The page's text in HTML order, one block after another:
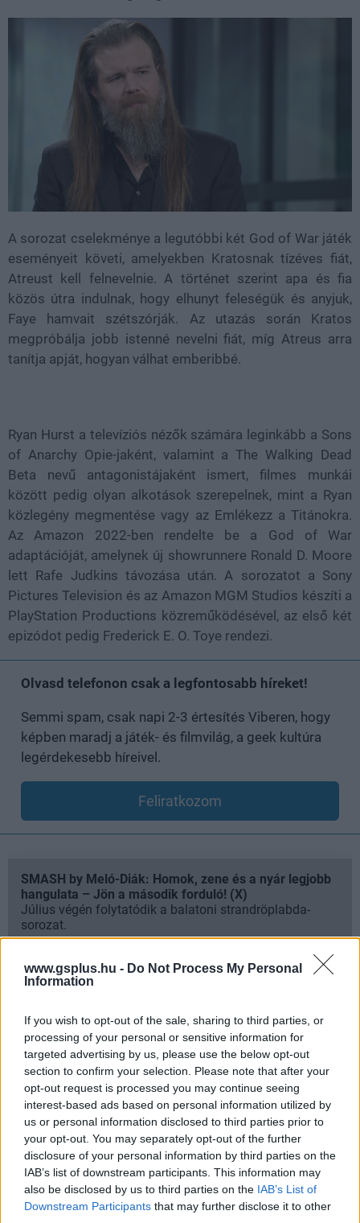
www.gsplus.hu - Do Not Process My Personal
Information
If you wish to opt-out of the sale, sharing to third parties, or
processing of your personal or sensitive information for
targeted advertising by us, please use the below opt-out
section to confirm your selection. Please note that after your
opt-out request is processed you may continue seeing
interest-based ads based on personal information utilized by
us or personal information disclosed to third parties prior to
your opt-out. You may separately opt-out of the further
disclosure of your personal information by third parties on the
IAB’s list of downstream participants. This information may
also be disclosed by us to third parties on the IAB’s List of
Downstream Participants that may further disclose it to other
A sorozat cselekménye a legutóbbi két God of War játék
eseményeit követi, amelyekben Kratosnak tízéves fiát,
Atreust kell felnevelnie. A történet szerint apa és fia
közös útra indulnak, hogy elhunyt feleségük és anyjuk,
Faye hamvait szétszórják. Az utazás során Kratos
megpróbálja jobb istenné nevelni fiát, míg Atreus arra
tanítja apját, hogyan válhat emberibbé.
Ryan Hurst a televíziós nézők számára leginkább a Sons
of Anarchy Opie-jaként, valamint a The Walking Dead
Beta nevű antagonistájaként ismert, filmes munkái
között pedig olyan alkotások szerepelnek, mint a Ryan
közlegény megmentése vagy az Emlékezz a Titánokra.
Az Amazon 2022-ben rendelte be a God of War
adaptációját, amelynek új showrunnere Ronald D. Moore
lett Rafe Judkins távozása után. A sorozatot a Sony
Pictures Television és az Amazon MGM Studios készíti a
PlayStation Productions közreműködésével, az első két
epizódot pedig Frederick E. O. Toye rendezi.
Olvasd telefonon csak a legfontosabb híreket!
Semmi spam, csak napi 2-3 értesítés Viberen, hogy
képben maradj a játék- és filmvilág, a geek kultúra
legérdekesebb híreivel.
Feliratkozom
SMASH by Meló-Diák: Homok, zene és a nyár legjobb
hangulata – Jön a második forduló! (X)
Július végén folytatódik a balatoni strandröplabda-
sorozat.
Kasszát robbantott A Gyűrűk
Ura-trilógia mozis újrakiadása